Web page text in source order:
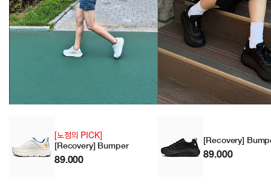
[노정의 PICK]
[Recovery] Bumper
89.000
[Recovery]
89.000